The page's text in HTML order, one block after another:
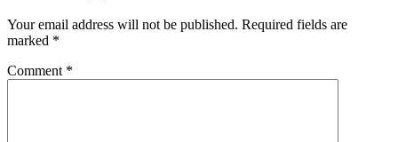
Your email address will not be published. Required fields are
marked *
Comment *